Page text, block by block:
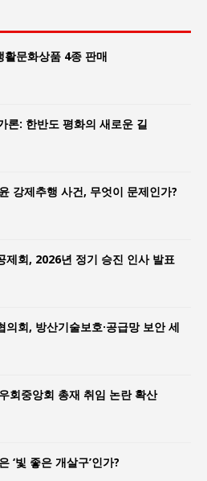
활문화상품 4종 판매
론: 한반도 평화의 새로운 길
강제추행 사건, 무엇이 문제인가?
제회, 2026년 정기 승진 인사 발표
의회, 방산기술보호·공급망 보안 세
회중앙회 총재 취임 논란 확산
‘빛 좋은 개살구’인가?